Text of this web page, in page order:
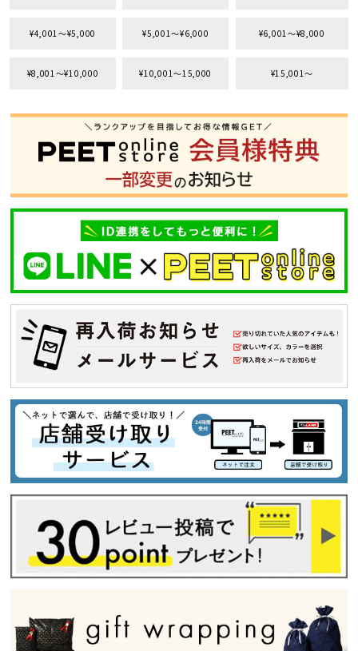
¥4,001〜¥5,000 ¥5,001〜¥6,000 ¥6,001〜¥8,000
¥8,001〜¥10,000 ¥10,001〜15,000 ¥15,001〜